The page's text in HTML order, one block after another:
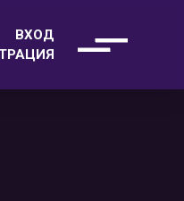
ВХОД